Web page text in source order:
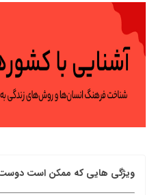
ویژگی هایی که ممکن است دوست